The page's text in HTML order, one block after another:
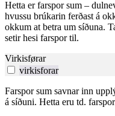
Hetta er farspor sum –
hvussu brúkarin ferðast á
okkum at betra um síðuna.
setir hesi farspor til.
Virkisførar
virkisforar
Farspor sum savnar inn
á síðuni. Hetta eru td.